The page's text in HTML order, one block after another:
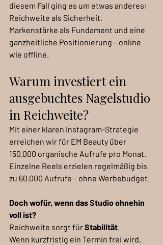
diesem Fall ging es um etwas anderes:
Reichweite als Sicherheit,
Markenstärke als Fundament und eine
ganzheitliche Positionierung – online
wie offline.
Warum investiert ein
ausgebuchtes Nagelstudio
in Reichweite?
Mit einer klaren Instagram-Strategie
erreichen wir für EM Beauty über
150.000 organische Aufrufe pro Monat.
Einzelne Reels erzielen regelmäßig bis
zu 60.000 Aufrufe – ohne Werbebudget.
Doch wofür, wenn das Studio ohnehin
voll ist?
Reichweite sorgt für Stabilität.
Wenn kurzfristig ein Termin frei wird,